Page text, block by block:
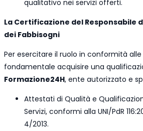
qualitativo nei servizi offerti.
La Certificazione del Responsabile
dei Fabbisogni
Per esercitare il ruolo in conformità
fondamentale acquisire una
Formazione24H, ente autorizzato e
Attestati di Qualità e
Servizi, conformi alla UNI/PdR
4/2013.